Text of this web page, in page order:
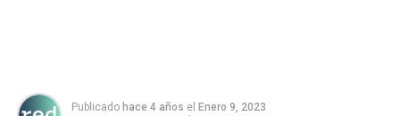
Publicado hace 4 años el Enero 9, 2023